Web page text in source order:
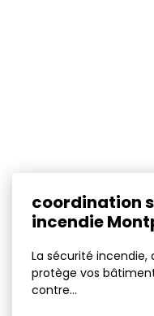
coordination
incendie
La sécurité incendie,
protège vos
contre...